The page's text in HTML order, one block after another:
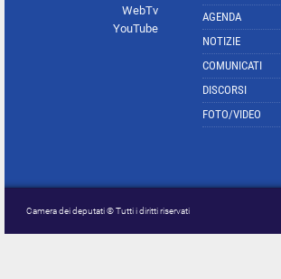
WebTv
YouTube
AGENDA
NOTIZIE
COMUNICATI
DISCORSI
FOTO/VIDEO
Camera dei deputati © Tutti i diritti riservati